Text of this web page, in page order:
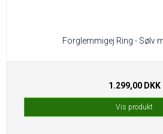
Forglemmigej Ring - Sølv
1.299,00 DKK
Vis produkt